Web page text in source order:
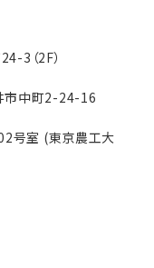
3（2F）
市中町2-24-16
号室 (東京農工大